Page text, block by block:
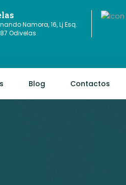
Namora, 16, Lj Esq.
Odivelas
Blog Contactos